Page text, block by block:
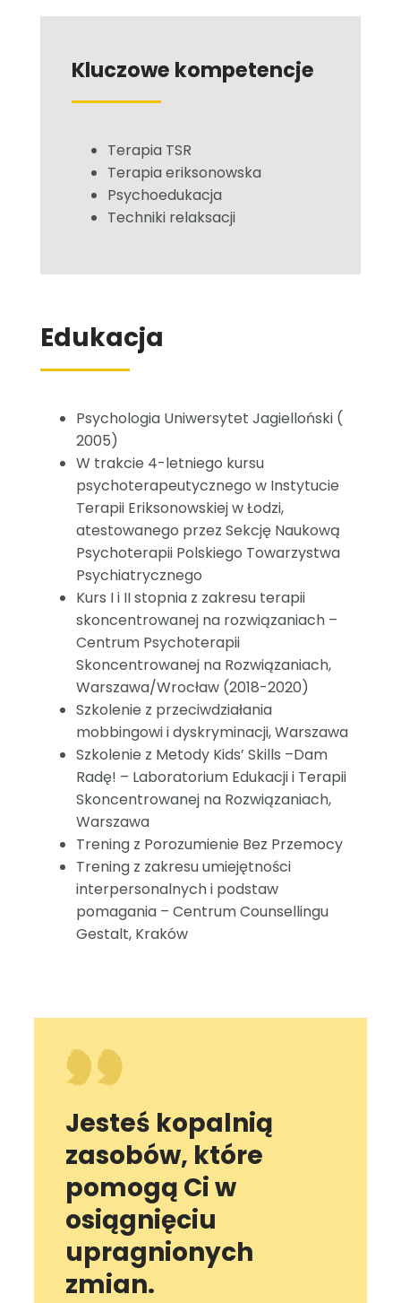
Kluczowe kompetencje
Terapia TSR
Terapia eriksonowska
Psychoedukacja
Techniki relaksacji
Edukacja
Psychologia Uniwersytet Jagielloński (
2005)
W trakcie 4-letniego kursu
psychoterapeutycznego w Instytucie
Terapii Eriksonowskiej w Łodzi,
atestowanego przez Sekcję Naukową
Psychoterapii Polskiego Towarzystwa
Psychiatrycznego
Kurs I i II stopnia z zakresu terapii
skoncentrowanej na rozwiązaniach –
Centrum Psychoterapii
Skoncentrowanej na Rozwiązaniach,
Warszawa/Wrocław (2018-2020)
Szkolenie z przeciwdziałania
mobbingowi i dyskryminacji, Warszawa
Szkolenie z Metody Kids’ Skills –Dam
Radę! – Laboratorium Edukacji i Terapii
Skoncentrowanej na Rozwiązaniach,
Warszawa
Trening z Porozumienie Bez Przemocy
Trening z zakresu umiejętności
interpersonalnych i podstaw
pomagania – Centrum Counsellingu
Gestalt, Kraków
Jesteś kopalnią
zasobów, które
pomogą Ci w
osiągnięciu
upragnionych
zmian.